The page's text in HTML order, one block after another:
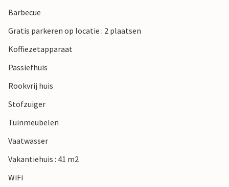
Barbecue
Gratis parkeren op locatie : 2 plaatsen
Koffiezetapparaat
Passiefhuis
Rookvrij huis
Stofzuiger
Tuinmeubelen
Vaatwasser
Vakantiehuis : 41 m2
WiFi